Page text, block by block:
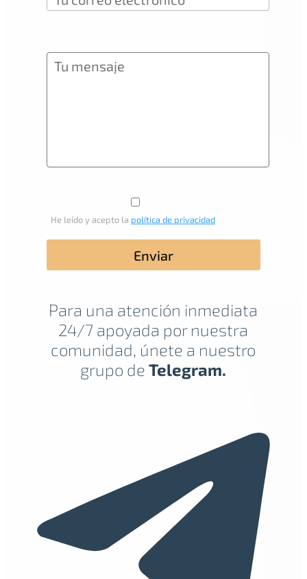
He leído y acepto la política de privacidad
Para una atención inmediata
24/7 apoyada por nuestra
comunidad, únete a nuestro
grupo de Telegram.